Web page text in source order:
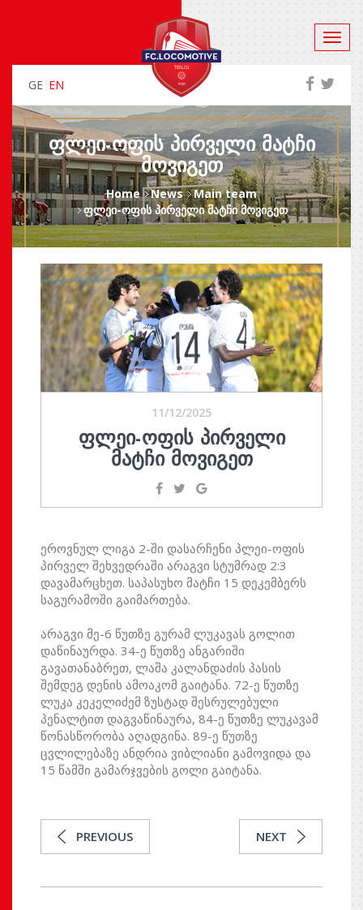
GE EN
ᲤᲚᲔᲘ-ᲝᲤᲘᲡ ᲞᲘᲠᲕᲔᲚᲘ ᲛᲐᲢᲩᲘ
ᲛᲝᲕᲘᲒᲔᲗ
Home News
Main team
ფლეი-ოფის პირველი მატჩი მოვიგეთ
11/12/2025
ᲤᲚᲔᲘ-ᲝᲤᲘᲡ ᲞᲘᲠᲕᲔᲚᲘ
ᲛᲐᲢᲩᲘ ᲛᲝᲕᲘᲒᲔᲗ
ეროვნულ ლიგა 2-ში დასარჩენი პლეი-ოფის
პირველ შეხვედრაში არაგვი სტუმრად 2:3
დავამარცხეთ. საპასუხო მატჩი 15 დეკემბერს
საგურამოში გაიმართება.
არაგვი მე-6 წუთზე გურამ ლუკავას გოლით
დაწინაურდა. 34-ე წუთზე ანგარიში
გავათანაბრეთ, ლაშა კალანდაძის პასის
შემდეგ დენის ამოაკომ გაიტანა. 72-ე წუთზე
ლუკა კეკელიძემ ზუსტად შესრულებული
პენალტით დაგვაწინაურა, 84-ე წუთზე ლუკავამ
წონასწორობა აღადგინა. 89-ე წუთზე
ცვლილებაზე ანდრია ვიბლიანი გამოვიდა და
15 წამში გამარჯვების გოლი გაიტანა.
PREVIOUS NEXT